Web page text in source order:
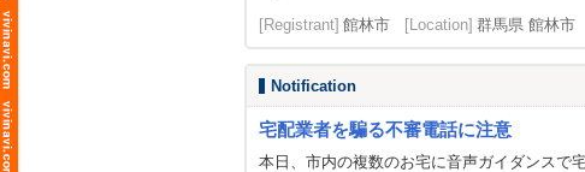
[Registrant] 館林市 [Location] 群馬県 館林市
Notification
宅配業者を騙る不審電話に注意
本日、市内の複数のお宅に音声ガイダンスで